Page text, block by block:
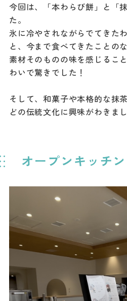
今回は、「本わらび餅」と「
た。
氷に冷やされながらでてきた
と、今まで食べてきたことの
素材そのものの味を感じるこ
わいで驚きでした！
そして、和菓子や本格的な抹
どの伝統文化に興味がわきまし
オープンキッチン